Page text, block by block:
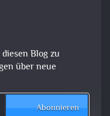
Blog zu
über neue
Abonnieren